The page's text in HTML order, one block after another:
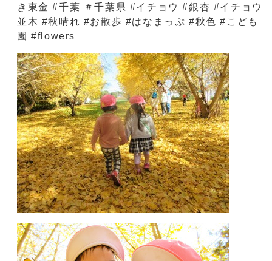
き東金 #千葉 ＃千葉県 #イチョウ #銀杏 #イチョウ
並木 #秋晴れ #お散歩 #はなまっぷ #秋色 #こども
園 #flowers